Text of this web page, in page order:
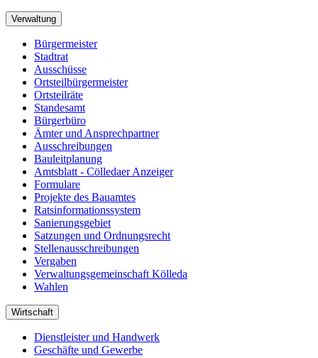
Verwaltung
Bürgermeister
Stadtrat
Ausschüsse
Ortsteilbürgermeister
Ortsteilräte
Standesamt
Bürgerbüro
Ämter und Ansprechpartner
Ausschreibungen
Bauleitplanung
Amtsblatt - Cölledaer Anzeiger
Formulare
Projekte des Bauamtes
Ratsinformationssystem
Sanierungsgebiet
Satzungen und Ordnungsrecht
Stellenausschreibungen
Vergaben
Verwaltungsgemeinschaft Kölleda
Wahlen
Wirtschaft
Dienstleister und Handwerk
Geschäfte und Gewerbe